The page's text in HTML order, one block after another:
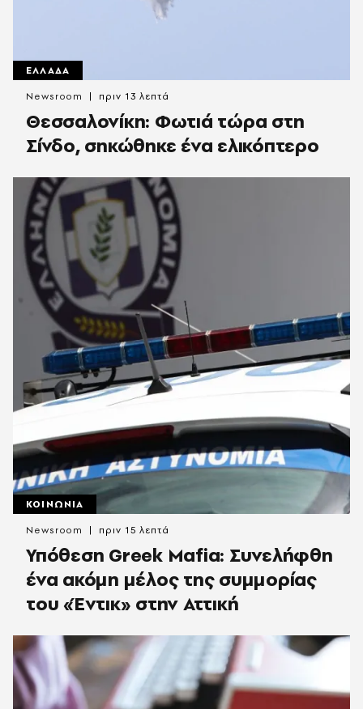
ΕΛΛΑΔΑ
Θεσσαλονίκη: Φωτιά τώρα στη
Σίνδο, σηκώθηκε ένα ελικόπτερο
Newsroom πριν 13 λεπτά
ΚΟΙΝΩΝΙΑ
Υπόθεση Greek Mafia: Συνελήφθη
ένα ακόμη μέλος της συμμορίας
του «Έντικ» στην Αττική
Newsroom πριν 15 λεπτά